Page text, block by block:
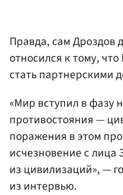
Правда, сам Дроздов
относился к тому,
стать партнерскими
«Мир вступил в фазу
противостояния —
поражения в этом
исчезновение с лица
из цивилизаций», —
из интервью.